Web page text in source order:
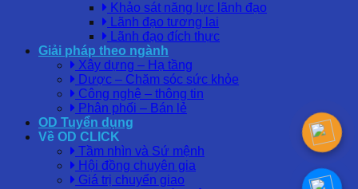
Khảo sát năng lực lãnh đạo
Lãnh đạo tương lai
Lãnh đạo đích thực
Giải pháp theo ngành
Xây dựng – Hạ tầng
Dược – Chăm sóc sức khỏe
Công nghệ – thông tin
Phân phối – Bán lẻ
OD Tuyển dụng
Về OD CLICK
Tầm nhìn và Sứ mệnh
Hội đồng chuyên gia
Giá trị chuyển giao